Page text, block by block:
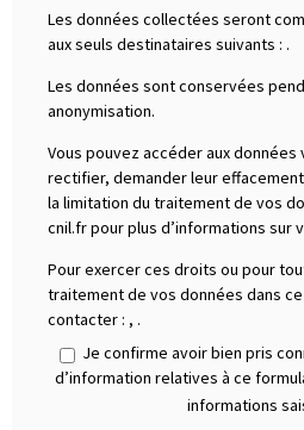
Les données collectées seront
aux seuls destinataires suivants : .
Les données sont conservées
anonymisation.
Vous pouvez accéder aux
rectifier, demander leur
la limitation du traitement de vos
cnil.fr pour plus d’informations sur
Pour exercer ces droits ou pour
traitement de vos données dans
contacter : , .
Je confirme avoir bien pris
d’information relatives à ce
informations